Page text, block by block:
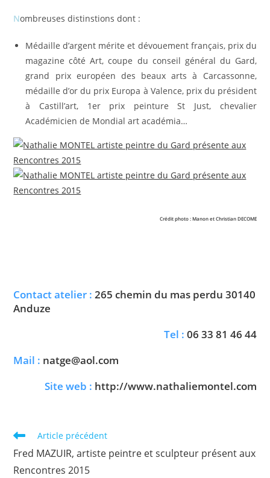
Nombreuses distinstions dont :
Médaille d’argent mérite et dévouement français, prix du
magazine côté Art, coupe du conseil général du Gard,
grand prix européen des beaux arts à Carcassonne,
médaille d’or du prix Europa à Valence, prix du président
à Castill’art, 1er prix peinture St Just, chevalier
Académicien de Mondial art académia…
Crédit photo : Manon et Christian DECOME
Contact atelier : 265 chemin du mas perdu 30140
Anduze
Tel : 06 33 81 46 44
Mail : natge@aol.com
Site web : http://www.nathaliemontel.com
Read
more
articles
Article précédent
Fred MAZUIR, artiste peintre et sculpteur présent aux
Rencontres 2015